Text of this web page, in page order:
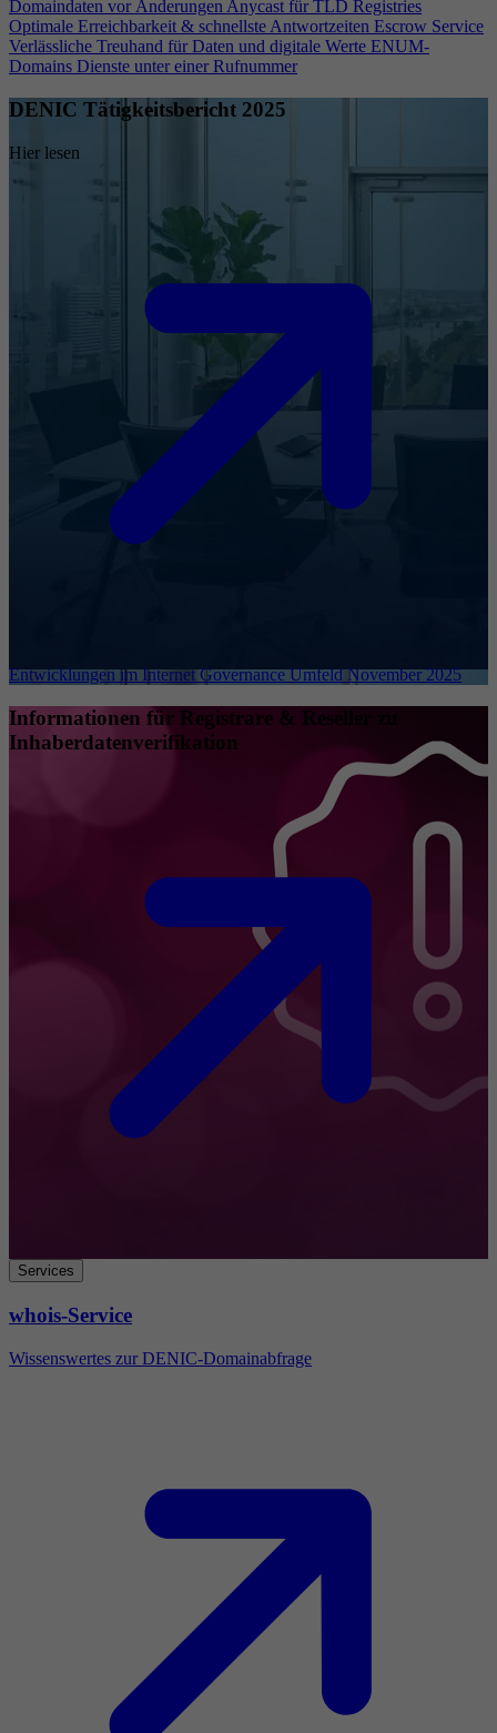
Domaindaten vor ÄnderungenAnycast für TLD Registries
Optimale Erreichbarkeit & schnellste Antwortzeiten Escrow Service
Verlässliche Treuhand für Daten und digitale Werte ENUM-
Domains Dienste unter einer Rufnummer
DENIC Tätigkeitsbericht 2025
Hier lesen
Entwicklungen im Internet Governance Umfeld November 2025
Informationen für Registrare & Reseller zu
Inhaberdatenverifikation
Services
whois-Service
Wissenswertes zur DENIC-Domainabfrage